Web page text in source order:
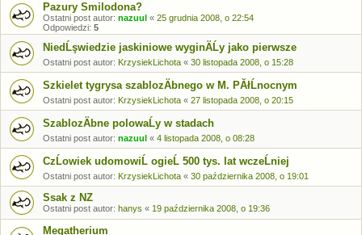
Pazury Smilodona?
Ostatni post autor: nazuul « 25 grudnia 2008, o 22:54
Odpowiedzi: 5
NiedĹşwiedzie jaskiniowe wyginÄĹy jako pierwsze
Ostatni post autor: KrzysiekLichota « 30 listopada 2008, o 15:28
Szkielet tygrysa szablozÄbnego w M. PĂłĹnocnym
Ostatni post autor: KrzysiekLichota « 27 listopada 2008, o 20:15
SzablozÄbne polowaĹy w stadach
Ostatni post autor: nazuul « 4 listopada 2008, o 08:28
CzĹowiek udomowiĹ ogieĹ 500 tys. lat wczeĹniej
Ostatni post autor: KrzysiekLichota « 30 października 2008, o 19:01
Ssak z NZ
Ostatni post autor: hanys « 19 października 2008, o 19:36
Megatherium